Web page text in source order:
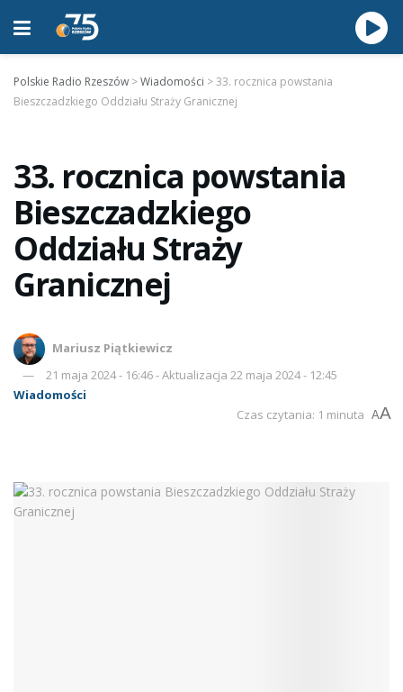
Polskie Radio Rzeszów >Wiadomości >33. rocznica powstania
Bieszczadzkiego Oddziału Straży Granicznej
33. rocznica powstania
Bieszczadzkiego
Oddziału Straży
Granicznej
Mariusz Piątkiewicz
21 maja 2024 - 16:46 - Aktualizacja 22 maja 2024 - 12:45
Wiadomości
Czas czytania: 1 minuta AA